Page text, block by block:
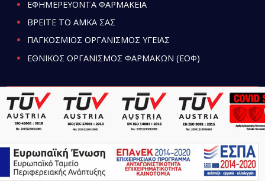
ΕΦΗΜΕΡΕΥΟΝΤΑ ΦΑΡΜΑΚΕΙΑ
ΒΡΕΙΤΕ ΤΟ ΑΜΚΑ ΣΑΣ
ΠΑΓΚΟΣΜΙΟΣ ΟΡΓΑΝΙΣΜΟΣ ΥΓΕΙΑΣ
ΕΘΝΙΚΟΣ ΟΡΓΑΝΙΣΜΟΣ ΦΑΡΜΑΚΩΝ (ΕΟΦ)